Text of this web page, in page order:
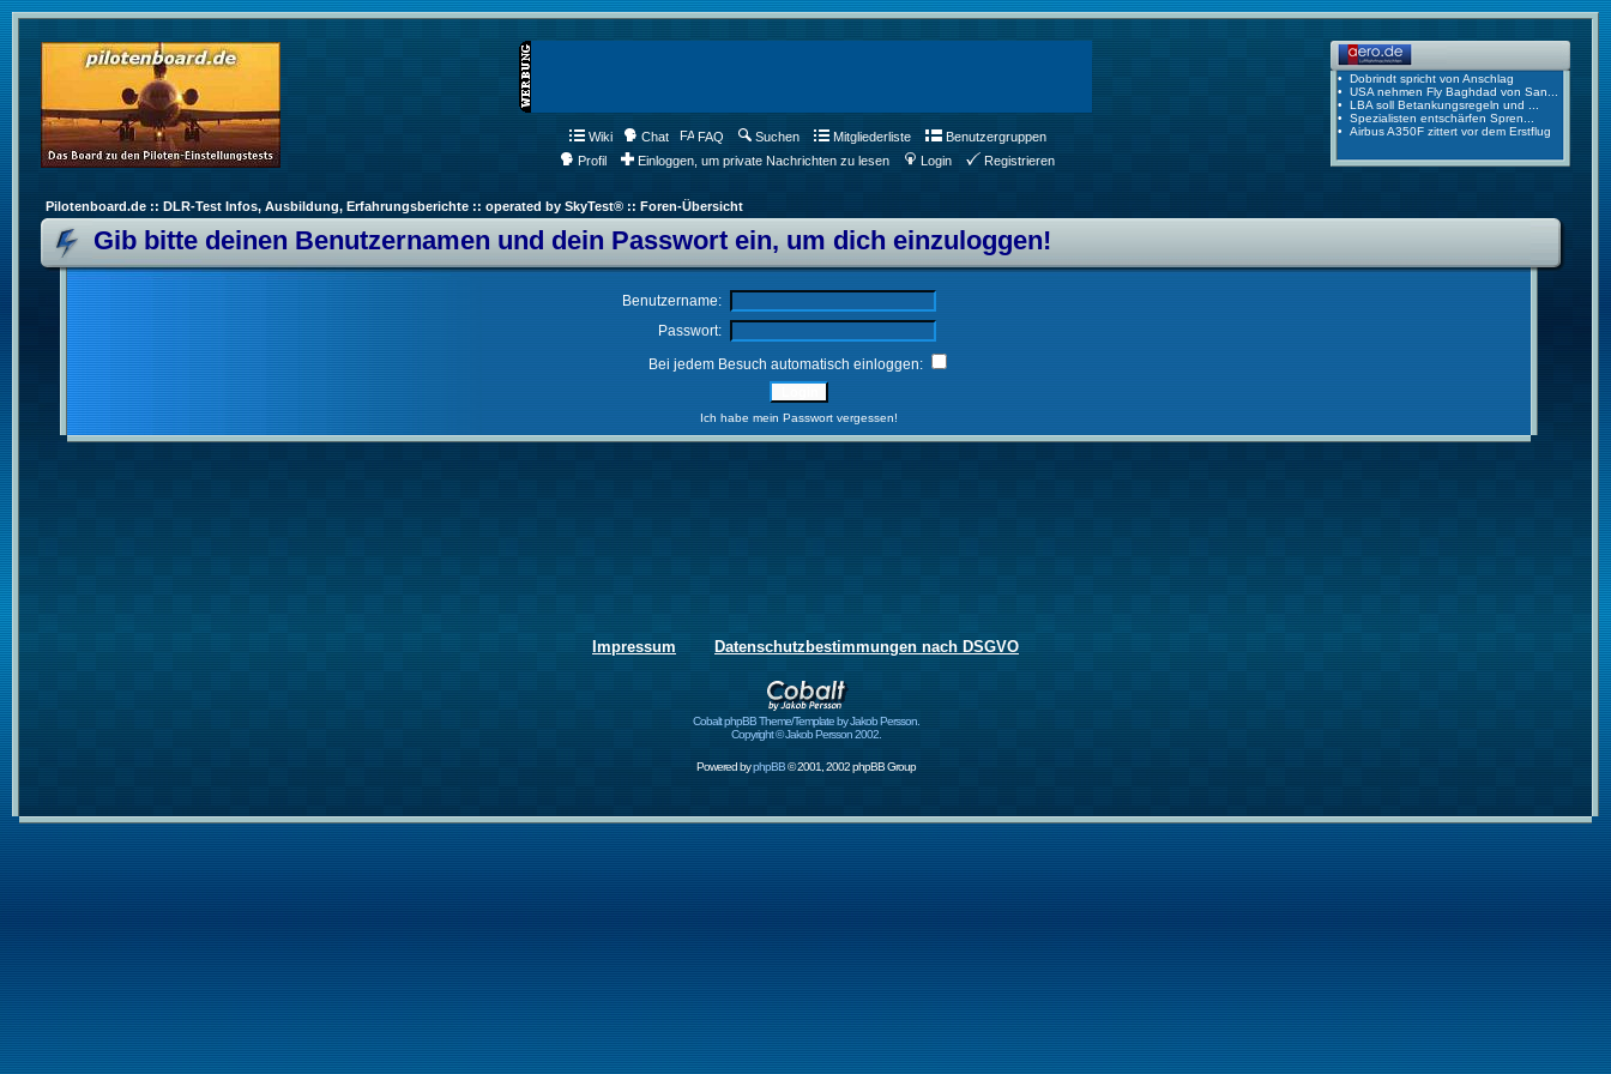
Wiki Chat FAQ Suchen Mitgliederliste
Benutzergruppen
Profil
Einloggen, um private Nachrichten zu lesen Login Registrieren
Pilotenboard.de :: DLR-Test Infos, Ausbildung, Erfahrungsberichte :: operated by SkyTest® :: Foren-Übersicht
Gib bitte deinen Benutzernamen und dein Passwort ein, um dich einzuloggen!
Benutzername:
Passwort:
Bei jedem Besuch automatisch einloggen:
Ich habe mein Passwort vergessen!
Impressum Datenschutzbestimmungen nach DSGVO
Cobalt phpBB Theme/Template by Jakob Persson.
Copyright © Jakob Persson 2002.
Powered byphpBB© 2001, 2002 phpBB Group